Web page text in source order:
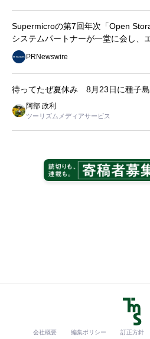
Supermicroの第7回年次「Open
システムパートナーが一堂に会し、
導入に関する実践的なガイダンスを共
PRNewswire
待ってたぜ夏休み 8月23日に種子島
阿部 政利
ツーリズムメディアサービス
会社概要 編集ポリシー 訂正方針